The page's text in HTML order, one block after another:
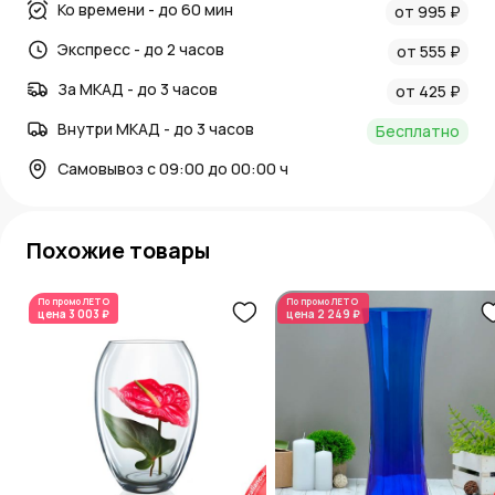
Ко времени - до 60 мин
от 995 ₽
Экспресс - до 2 часов
от 555 ₽
За МКАД - до 3 часов
от 425 ₽
Внутри МКАД - до 3 часов
Бесплатно
Самовывоз с 09:00 до 00:00 ч
Похожие товары
По промоЛЕТО
цена 3 003 ₽
По промоЛЕТО
цена 2 249 ₽